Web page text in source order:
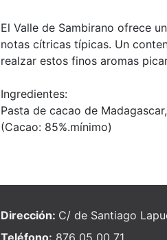
El Valle de Sambirano ofrece
notas cítricas típicas. Un
realzar estos finos aromas
Ingredientes:
Pasta de cacao de
(Cacao: 85%.mínimo)
Dirección: C/ de Santiago
Teléfono: 876 05 00 71